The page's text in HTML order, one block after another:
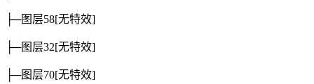
├─图层58[无特效]
├─图层32[无特效]
├─图层70[无特效]